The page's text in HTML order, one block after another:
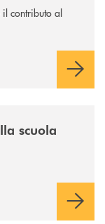
il contributo al
scuola